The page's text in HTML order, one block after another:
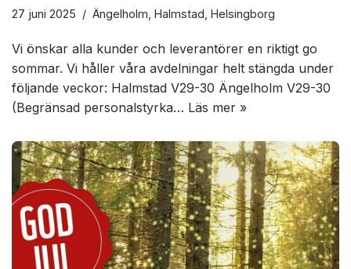
27 juni 2025 Ängelholm Halmstad Helsingborg
Vi önskar alla kunder och leverantörer en riktigt go
sommar. Vi håller våra avdelningar helt stängda under
följande veckor: Halmstad V29-30 Ängelholm V29-30
(Begränsad personalstyrka… Läs mer »